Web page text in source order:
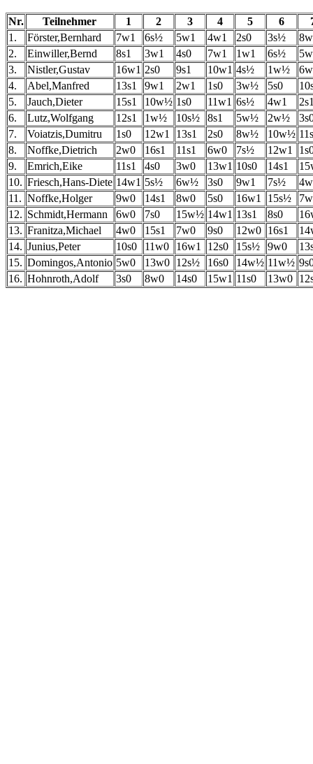
Nr. Teilnehmer 1 2 3 4 5 6
1.
Förster,Bernhard 7w1 6s½ 5w1 4w1 2s0 3s½
2.
Einwiller,Bernd 8s1 3w1 4s0 7w1 1w1 6s½
3.
Nistler,Gustav 16w1 2s0 9s1 10w1 4s½ 1w½
4.
Abel,Manfred 13s1 9w1 2w1 1s0 3w½ 5s0
5.
Jauch,Dieter 15s1 10w½ 1s0 11w1 6s½ 4w1
6.
Lutz,Wolfgang 12s1 1w½ 10s½ 8s1 5w½ 2w½
7.
Voiatzis,Dumitru 1s0 12w1 13s1 2s0 8w½ 10w½
8.
Noffke,Dietrich 2w0 16s1 11s1 6w0 7s½ 12w1
9.
Emrich,Eike 11s1 4s0 3w0 13w1 10s0 14s1
10. Friesch,Hans-Diete 14w1 5s½ 6w½ 3s0 9w1 7s½
11. Noffke,Holger 9w0 14s1 8w0 5s0 16w1 15s½
12. Schmidt,Hermann 6w0 7s0 15w½ 14w1 13s1 8s0
13. Franitza,Michael 4w0 15s1 7w0 9s0 12w0 16s1
14. Junius,Peter 10s0 11w0 16w1 12s0 15s½ 9w0
15. Domingos,Antonio 5w0 13w0 12s½ 16s0 14w½ 11w½
16. Hohnroth,Adolf 3s0 8w0 14s0 15w1 11s0 13w0